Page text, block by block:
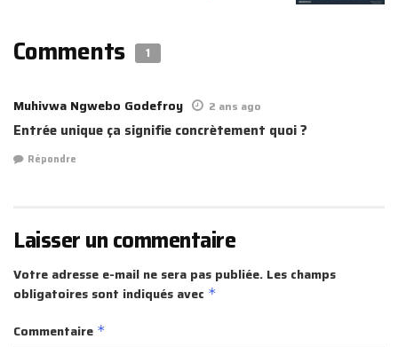
Comments 1
Muhivwa Ngwebo Godefroy 2 ans ago
Entrée unique ça signifie concrètement quoi ?
Répondre
Laisser un commentaire
Votre adresse e-mail ne sera pas publiée. Les champs
obligatoires sont indiqués avec *
Commentaire *